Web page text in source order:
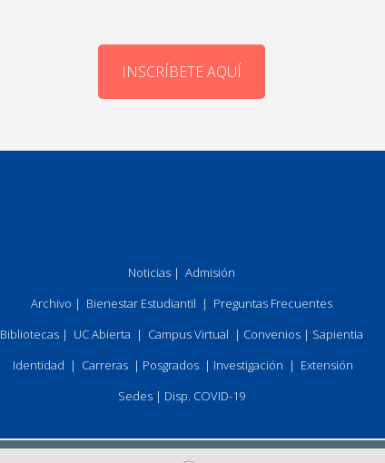
INSCRÍBETE AQUÍ
Noticias| Admisión
Archivo | Bienestar Estudiantil | Preguntas Frecuentes
Bibliotecas| UC Abierta | Campus Virtual | Convenios| Sapientia
Identidad | Carreras| Posgrados| Investigación | Extensión
Sedes| Disp. COVID-19